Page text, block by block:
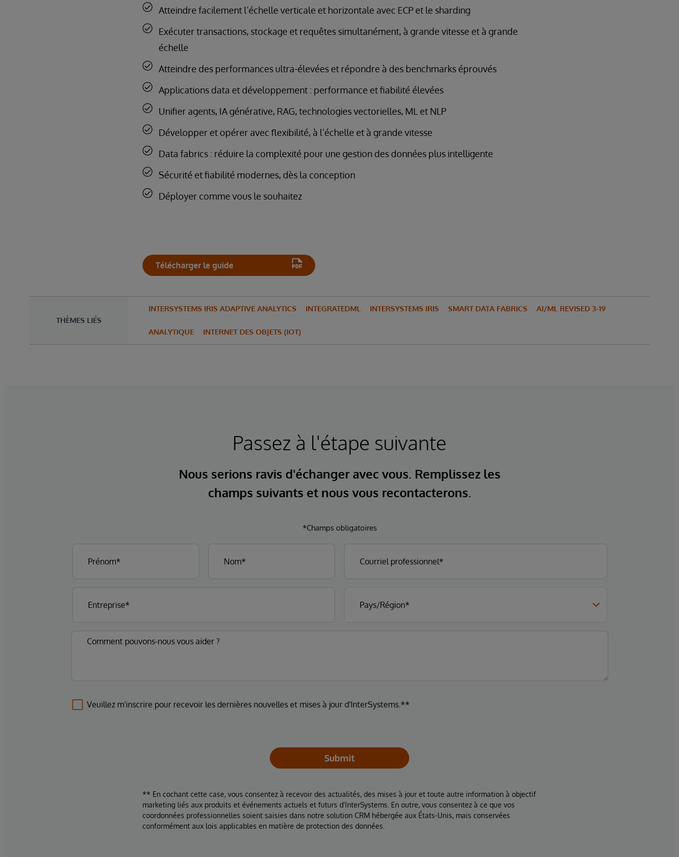
Atteindre facilement l’échelle verticale et horizontale avec ECP et le sharding
Exécuter transactions, stockage et requêtes simultanément, à grande vitesse et à grande
échelle
Atteindre des performances ultra-élevées et répondre à des benchmarks éprouvés
Applications data et développement : performance et fiabilité élevées
Unifier agents, IA générative, RAG, technologies vectorielles, ML et NLP
Développer et opérer avec flexibilité, à l’échelle et à grande vitesse
Data fabrics : réduire la complexité pour une gestion des données plus intelligente
Sécurité et fiabilité modernes, dès la conception
Déployer comme vous le souhaitez
Télécharger le guide
THÈMES LIÉS
INTERSYSTEMS IRIS ADAPTIVE ANALYTICS INTEGRATEDML INTERSYSTEMS IRIS SMART DATA FABRICS AI/ML REVISED 3-19
ANALYTIQUE INTERNET DES OBJETS (IOT)
Passez à l'étape suivante
Nous serions ravis d'échanger avec vous. Remplissez les
champs suivants et nous vous recontacterons.
*Champs obligatoires
Veuillez m'inscrire pour recevoir les dernières nouvelles et mises à jour d'InterSystems.**
Submit
** En cochant cette case, vous consentez à recevoir des actualités, des mises à jour et toute autre information à objectif
marketing liés aux produits et événements actuels et futurs d'InterSystems. En outre, vous consentez à ce que vos
coordonnées professionnelles soient saisies dans notre solution CRM hébergée aux États-Unis, mais conservées
conformément aux lois applicables en matière de protection des données.